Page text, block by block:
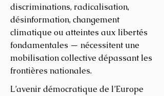
discriminations, radicalisation,
désinformation, changement
climatique ou atteintes aux libertés
fondamentales — nécessitent une
mobilisation collective dépassant les
frontières nationales.
L’avenir démocratique de l’Europe